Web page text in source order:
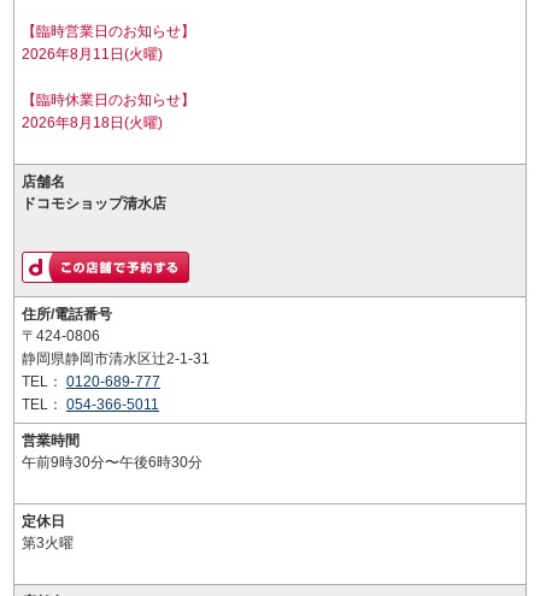
【臨時営業日のお知らせ】
2026年8月11日(火曜)
【臨時休業日のお知らせ】
2026年8月18日(火曜)
店舗名
ドコモショップ清水店
住所/電話番号
〒424-0806
静岡県静岡市清水区辻2-1-31
TEL： 0120-689-777
TEL： 054-366-5011
営業時間
午前9時30分〜午後6時30分
定休日
第3火曜